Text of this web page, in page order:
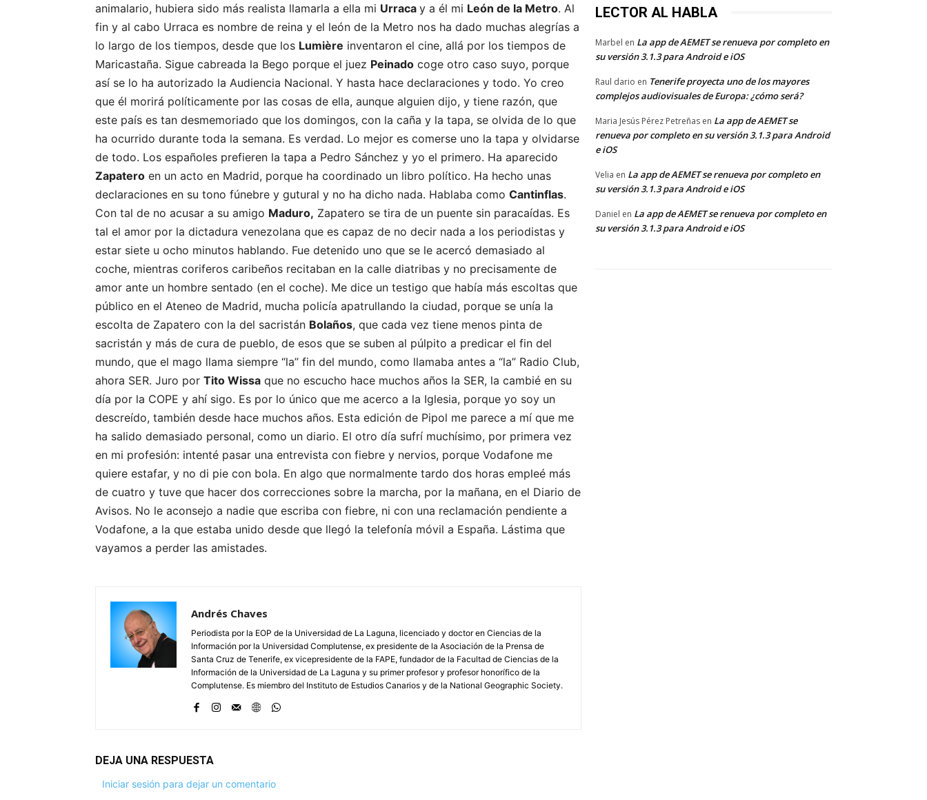
animalario, hubiera sido más realista llamarla a ella mi Urraca y a él mi León de la Metro. Al
fin y al cabo Urraca es nombre de reina y el león de la Metro nos ha dado muchas alegrías a
lo largo de los tiempos, desde que los Lumière inventaron el cine, allá por los tiempos de
Maricastaña. Sigue cabreada la Bego porque el juez Peinado coge otro caso suyo, porque
así se lo ha autorizado la Audiencia Nacional. Y hasta hace declaraciones y todo. Yo creo
que él morirá políticamente por las cosas de ella, aunque alguien dijo, y tiene razón, que
este país es tan desmemoriado que los domingos, con la caña y la tapa, se olvida de lo que
ha ocurrido durante toda la semana. Es verdad. Lo mejor es comerse uno la tapa y olvidarse
de todo. Los españoles prefieren la tapa a Pedro Sánchez y yo el primero. Ha aparecido
Zapatero en un acto en Madrid, porque ha coordinado un libro político. Ha hecho unas
declaraciones en su tono fúnebre y gutural y no ha dicho nada. Hablaba como Cantinflas.
Con tal de no acusar a su amigo Maduro, Zapatero se tira de un puente sin paracaídas. Es
tal el amor por la dictadura venezolana que es capaz de no decir nada a los periodistas y
estar siete u ocho minutos hablando. Fue detenido uno que se le acercó demasiado al
coche, mientras coriferos caribeños recitaban en la calle diatribas y no precisamente de
amor ante un hombre sentado (en el coche). Me dice un testigo que había más escoltas que
público en el Ateneo de Madrid, mucha policía apatrullando la ciudad, porque se unía la
escolta de Zapatero con la del sacristán Bolaños, que cada vez tiene menos pinta de
sacristán y más de cura de pueblo, de esos que se suben al púlpito a predicar el fin del
mundo, que el mago llama siempre “la” fin del mundo, como llamaba antes a “la” Radio Club,
ahora SER. Juro por Tito Wissa que no escucho hace muchos años la SER, la cambié en su
día por la COPE y ahí sigo. Es por lo único que me acerco a la Iglesia, porque yo soy un
descreído, también desde hace muchos años. Esta edición de Pipol me parece a mí que me
ha salido demasiado personal, como un diario. El otro día sufrí muchísimo, por primera vez
en mi profesión: intenté pasar una entrevista con fiebre y nervios, porque Vodafone me
quiere estafar, y no di pie con bola. En algo que normalmente tardo dos horas empleé más
de cuatro y tuve que hacer dos correcciones sobre la marcha, por la mañana, en el Diario de
Avisos. No le aconsejo a nadie que escriba con fiebre, ni con una reclamación pendiente a
Vodafone, a la que estaba unido desde que llegó la telefonía móvil a España. Lástima que
vayamos a perder las amistades.
Andrés Chaves
Periodista por la EOP de la Universidad de La Laguna, licenciado y doctor en Ciencias de la
Información por la Universidad Complutense, ex presidente de la Asociación de la Prensa de
Santa Cruz de Tenerife, ex vicepresidente de la FAPE, fundador de la Facultad de Ciencias de la
Información de la Universidad de La Laguna y su primer profesor y profesor honorífico de la
Complutense. Es miembro del Instituto de Estudios Canarios y de la National Geographic Society.
DEJA UNA RESPUESTA
Iniciar sesión para dejar un comentario
LECTOR AL HABLA
Marbel en La app de AEMET se renueva por completo en
su versión 3.1.3 para Android e iOS
Raul dario en Tenerife proyecta uno de los mayores
complejos audiovisuales de Europa: ¿cómo será?
Maria Jesús Pérez Petreñas en La app de AEMET se
renueva por completo en su versión 3.1.3 para Android
e iOS
Velia en La app de AEMET se renueva por completo en
su versión 3.1.3 para Android e iOS
Daniel en La app de AEMET se renueva por completo en
su versión 3.1.3 para Android e iOS